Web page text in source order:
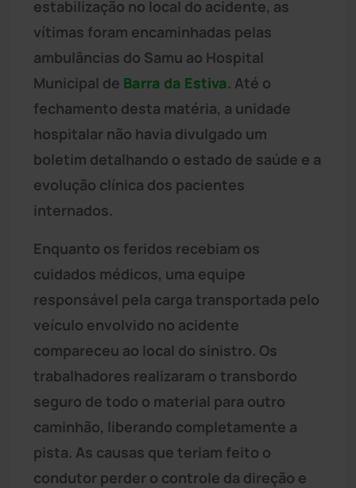
estabilização no local do acidente, as
vítimas foram encaminhadas pelas
ambulâncias do Samu ao Hospital
Municipal de Barra da Estiva. Até o
fechamento desta matéria, a unidade
hospitalar não havia divulgado um
boletim detalhando o estado de saúde e a
evolução clínica dos pacientes
internados.
Enquanto os feridos recebiam os
cuidados médicos, uma equipe
responsável pela carga transportada pelo
veículo envolvido no acidente
compareceu ao local do sinistro. Os
trabalhadores realizaram o transbordo
seguro de todo o material para outro
caminhão, liberando completamente a
pista. As causas que teriam feito o
condutor perder o controle da direção e